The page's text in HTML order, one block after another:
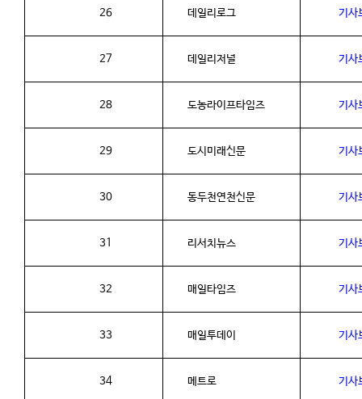
26 데일리로그 기사
27 데일리저널 기사
28 도농라이프타임즈 기사
29 도시미래신문 기사
30 동두천연천신문 기사
31 리서치뉴스 기사
32 매일타임즈 기사
33 매일투데이 기사
34 메트로 기사